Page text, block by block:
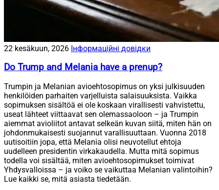
22 kesäkuun, 2026 Інформаційні довідки
Do Trump and Melania have a prenup?
Trumpin ja Melanian avioehtosopimus on yksi julkisuuden
henkilöiden parhaiten varjelluista salaisuuksista. Vaikka
sopimuksen sisältöä ei ole koskaan virallisesti vahvistettu,
useat lähteet viittaavat sen olemassaoloon – ja Trumpin
aiemmat avioliitot antavat selkeän kuvan siitä, miten hän on
johdonmukaisesti suojannut varallisuuttaan. Vuonna 2018
uutisoitiin jopa, että Melania olisi neuvotellut ehtoja
uudelleen presidentin virkakaudella. Mutta mitä sopimus
todella voi sisältää, miten avioehtosopimukset toimivat
Yhdysvalloissa – ja voiko se vaikuttaa Melanian valintoihin?
Lue kaikki se, mitä asiasta tiedetään.